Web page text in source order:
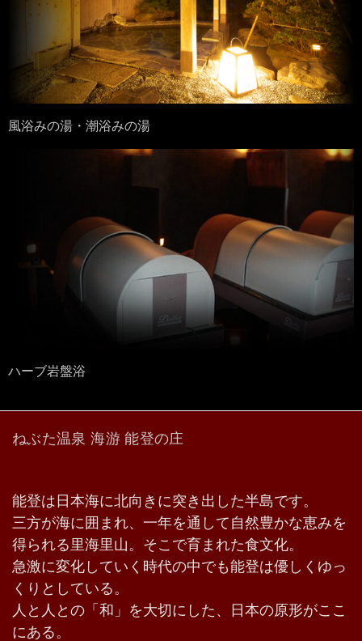
風浴みの湯・潮浴みの湯
ハーブ岩盤浴
ねぶた温泉 海游 能登の庄
能登は日本海に北向きに突き出した半島です。
三方が海に囲まれ、一年を通して自然豊かな恵みを
得られる里海里山。そこで育まれた食文化。
急激に変化していく時代の中でも能登は優しくゆっ
くりとしている。
人と人との「和」を大切にした、日本の原形がここ
にある。